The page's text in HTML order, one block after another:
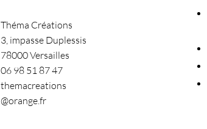
​Théma Créations
3, impasse Duplessis
78000 Versailles
06 98 51 87 47
themacreations
@orange.fr